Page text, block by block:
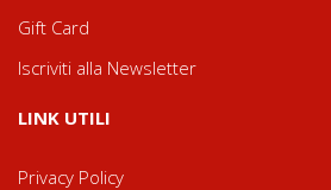
Gift Card
Iscriviti alla Newsletter
LINK UTILI
Privacy Policy